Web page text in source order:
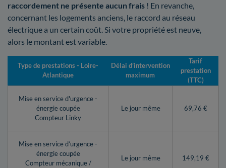
raccordement ne présente aucun frais ! En revanche,
concernant les logements anciens, le raccord au réseau
électrique a un certain coût. Si votre propriété est neuve,
alors le montant est variable.
Type de prestations - Loire-
Atlantique
Délai d’intervention
maximum
Tarif
prestation
(TTC)
Mise en service d'urgence -
énergie coupée
Compteur Linky
Le jour même 69,76 €
Mise en service d’urgence -
énergie coupée
Compteur mécanique /
Le jour même 149,19 €